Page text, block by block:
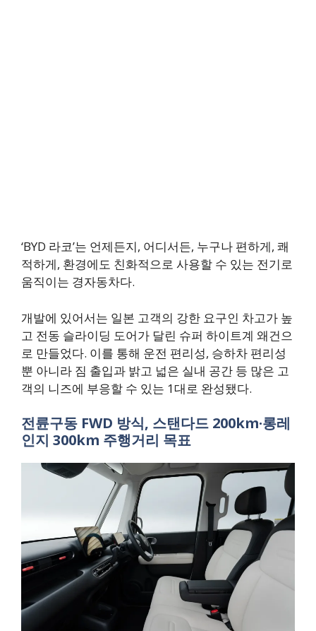
‘BYD 라코’는 언제든지, 어디서든, 누구나 편하게, 쾌
적하게, 환경에도 친화적으로 사용할 수 있는 전기로
움직이는 경자동차다.
개발에 있어서는 일본 고객의 강한 요구인 차고가 높
고 전동 슬라이딩 도어가 달린 슈퍼 하이트계 왜건으
로 만들었다. 이를 통해 운전 편리성, 승하차 편리성
뿐 아니라 짐 출입과 밝고 넓은 실내 공간 등 많은 고
객의 니즈에 부응할 수 있는 1대로 완성됐다.
전륜구동 FWD 방식, 스탠다드 200km·롱레
인지 300km 주행거리 목표